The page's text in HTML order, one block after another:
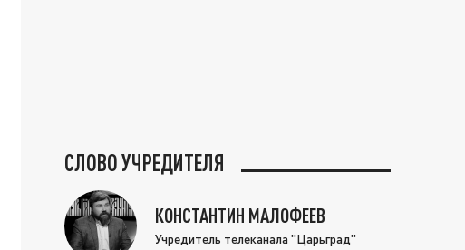
СЛОВО УЧРЕДИТЕЛЯ
КОНСТАНТИН МАЛОФЕЕВ
Учредитель телеканала "Царьград"